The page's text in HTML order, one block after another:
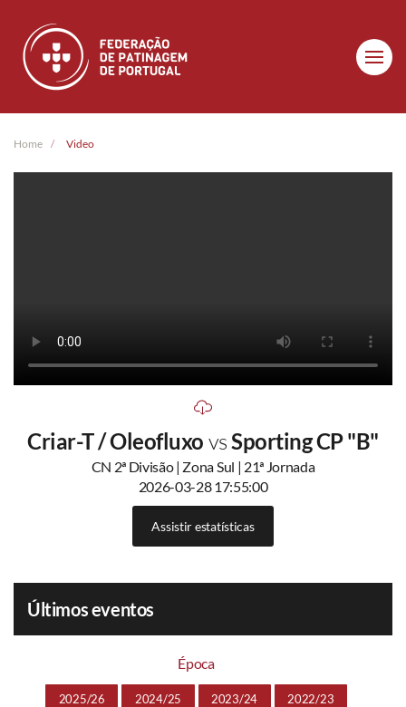
Skip to main content
Home Video
Criar-T / Oleofluxo vsSporting CP "B"
CN 2ª Divisão | Zona Sul | 21ª Jornada
2026-03-28 17:55:00
Assistir estatísticas
Últimos eventos
Época
2025/26 2024/25 2023/24 2022/23